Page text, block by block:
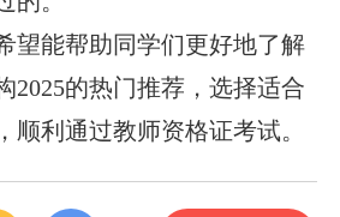
望能帮助同学们更好地了解
2025的热门推荐，选择适合
顺利通过教师资格证考试。